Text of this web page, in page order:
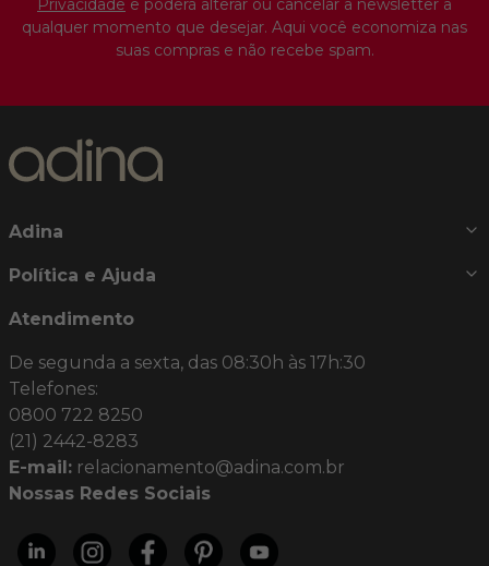
Informe seu email
Ao se cadastrar você irá concordar com a nossa
qualquer momento que desejar. Aqui você economiza nas